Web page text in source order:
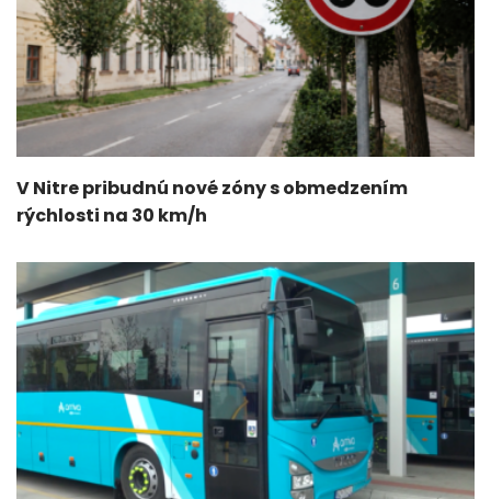
V Nitre pribudnú nové zóny s obmedzením
rýchlosti na 30 km/h